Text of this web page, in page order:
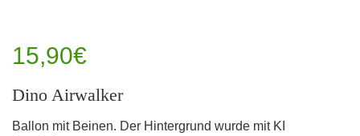
15,90€
Dino Airwalker
Ballon mit Beinen. Der Hintergrund wurde mit KI